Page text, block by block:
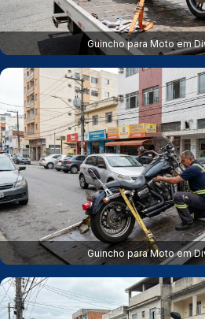
Guincho para Moto em
Guincho para Moto em